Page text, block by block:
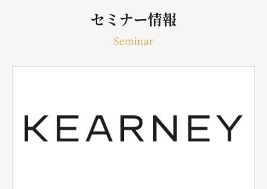
セミナー情報
Seminar